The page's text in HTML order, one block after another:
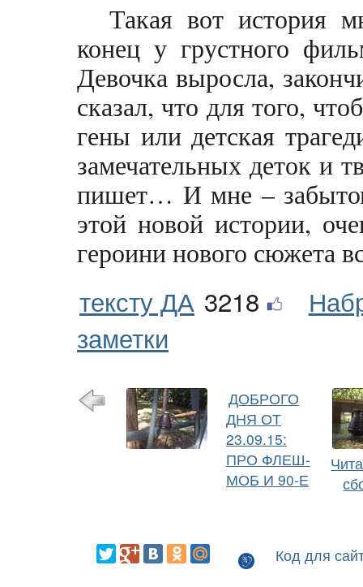
Такая вот история
конец у грустного
Девочка выросла,
сказал, что для того,
гены или детская
замечательных деток и
пишет… И мне –
этой новой истории,
героини нового сюжета
тексту ДА 3218
заметки
ДОБРОГО
ДНЯ ОТ
23.09.15:
ПРО ФЛЕШ-
МОБ И 90-Е
Код для